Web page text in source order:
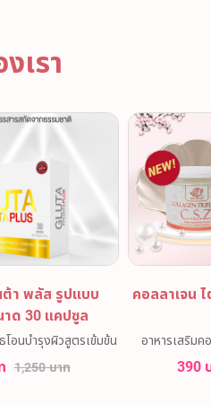
เรา
า พลัส รูปแบบ
ด 30 แคปซูล
โอนบำรุงผิวสูตรเข้มข้น
1,250 บาท
คอลลาเจน
อาหารเสริม
390